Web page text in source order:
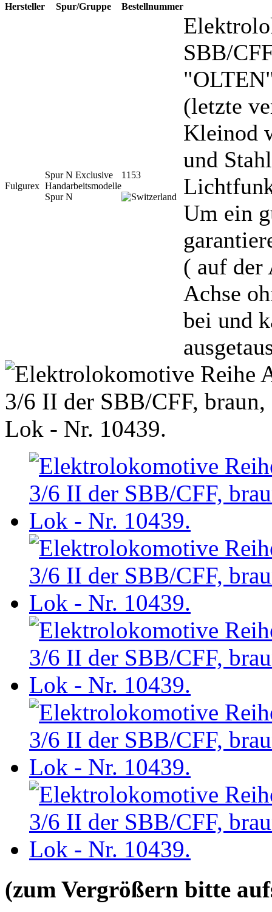
Hersteller Spur/Gruppe Bestellnummer
Fulgurex
Spur N Exclusive
Handarbeitsmodelle
Spur N
1153
SBB/
(letzte
Kleinod
und
Um ein
( auf der
Achse
bei und
(zum Vergrößern bitte